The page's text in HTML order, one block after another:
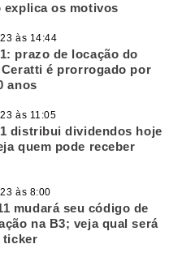
explica os motivos
prazo de locação do
é prorrogado por
anos
às 14:44
distribui dividendos hoje
quem pode receber
às 11:05
mudará seu código de
na B3; veja qual será
ticker
às 8:00